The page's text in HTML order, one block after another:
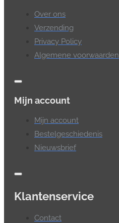
Over ons
Verzending
Privacy Policy
Algemene voorwaarden
Mijn account
Mijn account
Bestelgeschiedenis
Nieuwsbrief
Klantenservice
Contact